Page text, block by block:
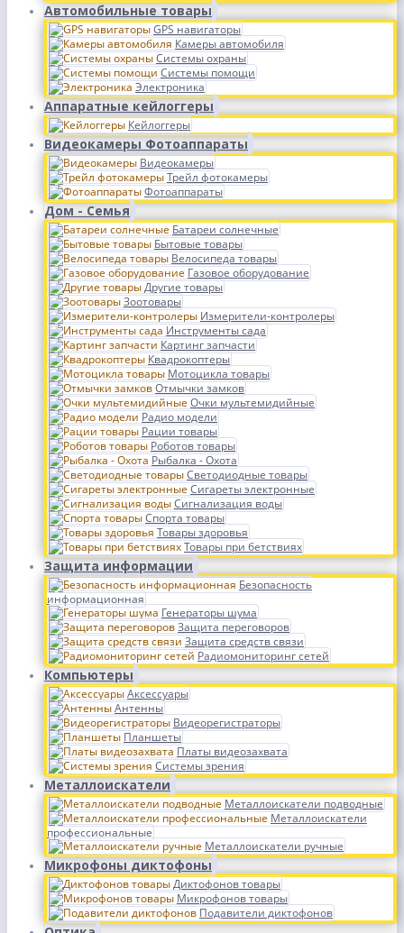
Автомобильные товары
GPS навигаторы
Камеры автомобиля
Системы охраны
Системы помощи
Электроника
Аппаратные кейлоггеры
Кейлоггеры
Видеокамеры Фотоаппараты
Видеокамеры
Трейл фотокамеры
Фотоаппараты
Дом - Семья
Батареи солнечные
Бытовые товары
Велосипеда товары
Газовое оборудование
Другие товары
Зоотовары
Измерители-контролеры
Инструменты сада
Картинг запчасти
Квадрокоптеры
Мотоцикла товары
Отмычки замков
Очки мультемидийные
Радио модели
Рации товары
Роботов товары
Рыбалка - Охота
Светодиодные товары
Сигареты электронные
Сигнализация воды
Спорта товары
Товары здоровья
Товары при бетствиях
Защита информации
Безопасность
информационная
Генераторы шума
Защита переговоров
Защита средств связи
Радиомониторинг сетей
Компьютеры
Аксессуары
Антенны
Видеорегистраторы
Планшеты
Платы видеозахвата
Системы зрения
Металлоискатели
Металлоискатели подводные
Металлоискатели
профессиональные
Металлоискатели ручные
Микрофоны диктофоны
Диктофонов товары
Микрофонов товары
Подавители диктофонов